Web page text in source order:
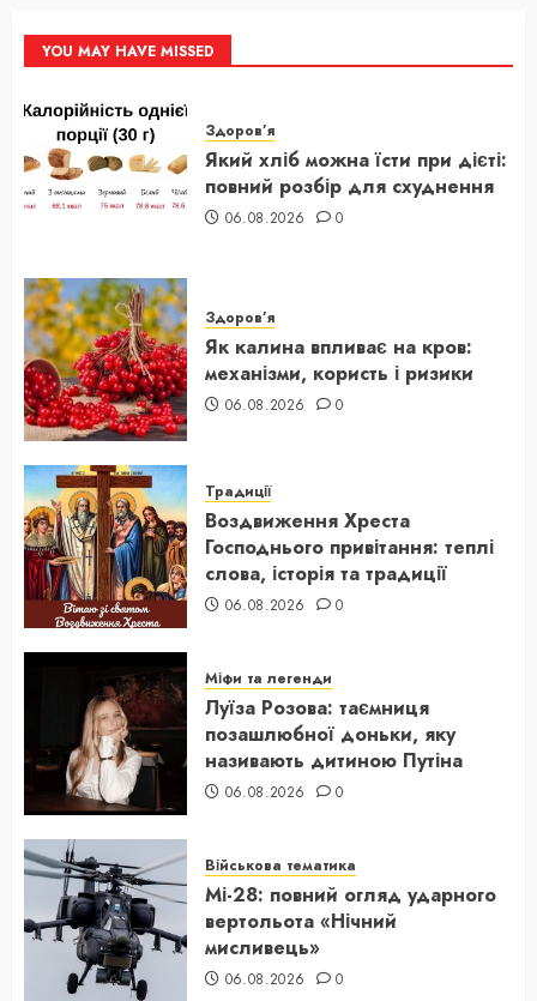
YOU MAY HAVE MISSED
Здоров’я
Який хліб можна їсти при дієті:
повний розбір для схуднення
06.08.2026 0
Здоров’я
Як калина впливає на кров:
механізми, користь і ризики
06.08.2026 0
Традиції
Воздвиження Хреста
Господнього привітання: теплі
слова, історія та традиції
06.08.2026 0
Міфи та легенди
Луїза Розова: таємниця
позашлюбної доньки, яку
називають дитиною Путіна
06.08.2026 0
Військова тематика
Мі-28: повний огляд ударного
вертольота «Нічний
мисливець»
06.08.2026 0